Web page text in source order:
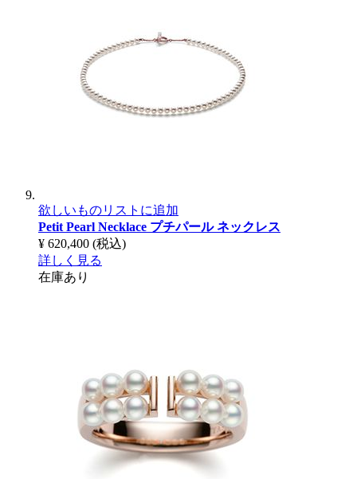
欲しいものリストに追加
Petit Pearl Necklace プチパール ネックレス
¥ 620,400 (税込)
詳しく見る
在庫あり